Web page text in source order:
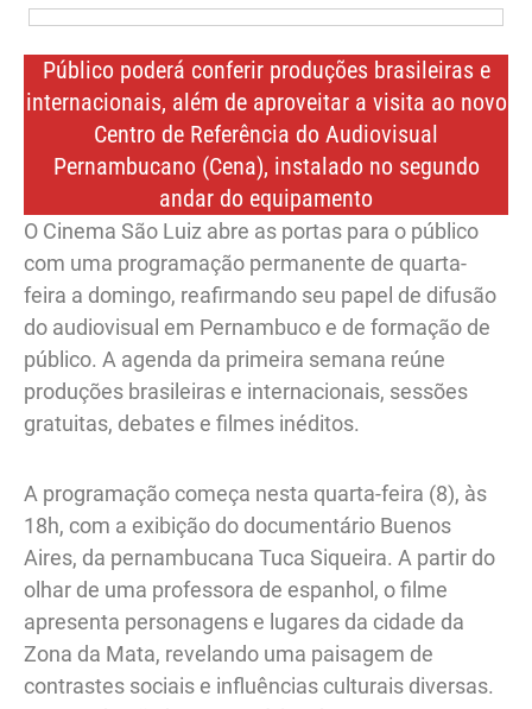
Público poderá conferir produções brasileiras e
internacionais, além de aproveitar a visita ao novo
Centro de Referência do Audiovisual
Pernambucano (Cena), instalado no segundo
andar do equipamento
O Cinema São Luiz abre as portas para o público
com uma programação permanente de quarta-
feira a domingo, reafirmando seu papel de difusão
do audiovisual em Pernambuco e de formação de
público. A agenda da primeira semana reúne
produções brasileiras e internacionais, sessões
gratuitas, debates e filmes inéditos.
A programação começa nesta quarta-feira (8), às
18h, com a exibição do documentário Buenos
Aires, da pernambucana Tuca Siqueira. A partir do
olhar de uma professora de espanhol, o filme
apresenta personagens e lugares da cidade da
Zona da Mata, revelando uma paisagem de
contrastes sociais e influências culturais diversas.